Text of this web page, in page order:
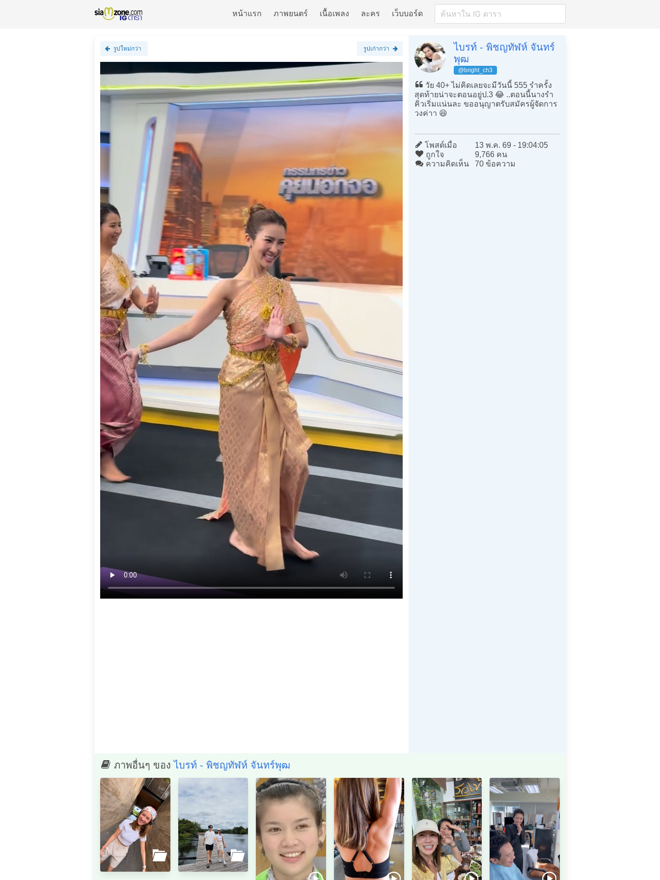
หน้าแรก ภาพยนตร์ เนื้อเพลง ละคร เว็บบอร์ด
รูปใหม่กว่า รูปเก่ากว่า
ไบรท์ - พิชญทัฬห์ จันทร์
พุฒ
@bright_ch3
วัย 40+ ไม่คิดเลยจะมีวันนี้ 555 รำครั้ง
สุดท้ายน่าจะตอนอยู่ป.3 😂 ..ตอนนี้นางรำ
คิวเริ่มแน่นละ ขออนุญาตรับสมัครผู้จัดการ
วงค่าา 😆
โพสต์เมื่อ
13 พ.ค. 69 - 19:04:05
ถูกใจ
9,766 คน
ความคิดเห็น
70 ข้อความ
ภาพอื่นๆ ของไบรท์ - พิชญทัฬห์ จันทร์พุฒ